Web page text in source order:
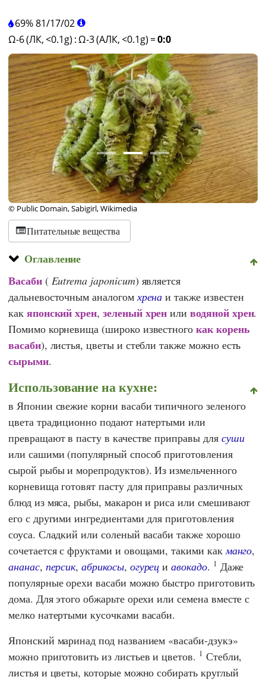
69%81/17/02
Ω-6 (ЛК, <0.1g) :Ω-3 (АЛК, <0.1g) =0:0
© Public Domain, Sabigirl, Wikimedia
Питательные вещества
Оглавление
Васаби( Eutrema japonicum) является
дальневосточным аналогом хрена и также известен
как японский хрен,зеленый хрен иливодяной хрен.
Помимо корневища (широко известногокак корень
васаби), листья, цветы и стебли также можно есть
сырыми.
Использование на кухне:
в Японии свежие корни васаби типичного зеленого
цвета традиционно подают натертыми или
превращают в пасту в качестве приправы для суши
или сашими (популярный способ приготовления
сырой рыбы и морепродуктов). Из измельченного
корневища готовят пасту для приправы различных
блюд из мяса, рыбы, макарон и риса или смешивают
его с другими ингредиентами для приготовления
соуса. Сладкий или соленый васаби также хорошо
сочетается с фруктами и овощами, такими какманго,
ананас, персик,абрикосы, огурец иавокадо. 1 Даже
популярные орехи васаби можно быстро приготовить
дома. Для этого обжарьте орехи или семена вместе с
мелко натертыми кусочками васаби.
Японский маринад под названием «васаби-дзукэ»
можно приготовить из листьев и цветов. 1 Стебли,
листья и цветы, которые можно собирать круглый